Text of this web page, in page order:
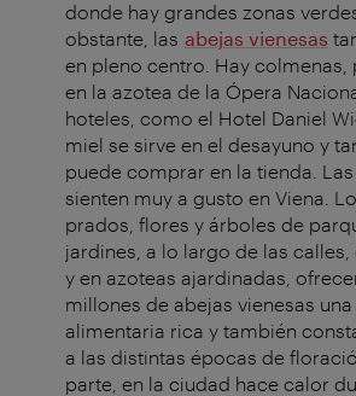
donde hay grandes zonas
obstante, las abejas vienesas
en pleno centro. Hay colmenas,
en la azotea de la Ópera
hoteles, como el Hotel Daniel
miel se sirve en el desayuno y
puede comprar en la tienda.
sienten muy a gusto en Viena.
prados, flores y árboles de
jardines, a lo largo de las calles,
y en azoteas ajardinadas,
millones de abejas vienesas
alimentaria rica y también
a las distintas épocas de
parte, en la ciudad hace calor